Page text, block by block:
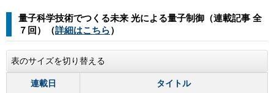
量子科学技術でつくる未来 光による量子制御 （連載記事 全
７回）（詳細はこちら）
表のサイズを切り替える
連載日 タイトル